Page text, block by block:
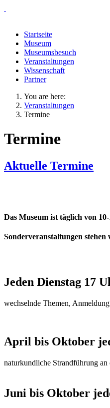
Startseite
Museum
Museumsbesuch
Veranstaltungen
Wissenschaft
Partner
You are here:
Veranstaltungen
Termine
Termine
Aktuelle Termine
Das Museum ist täglich von
Sonderveranstaltungen
Jeden Dienstag 17
wechselnde Themen,
April bis Oktober
naturkundliche Strandführung
Juni bis Oktober